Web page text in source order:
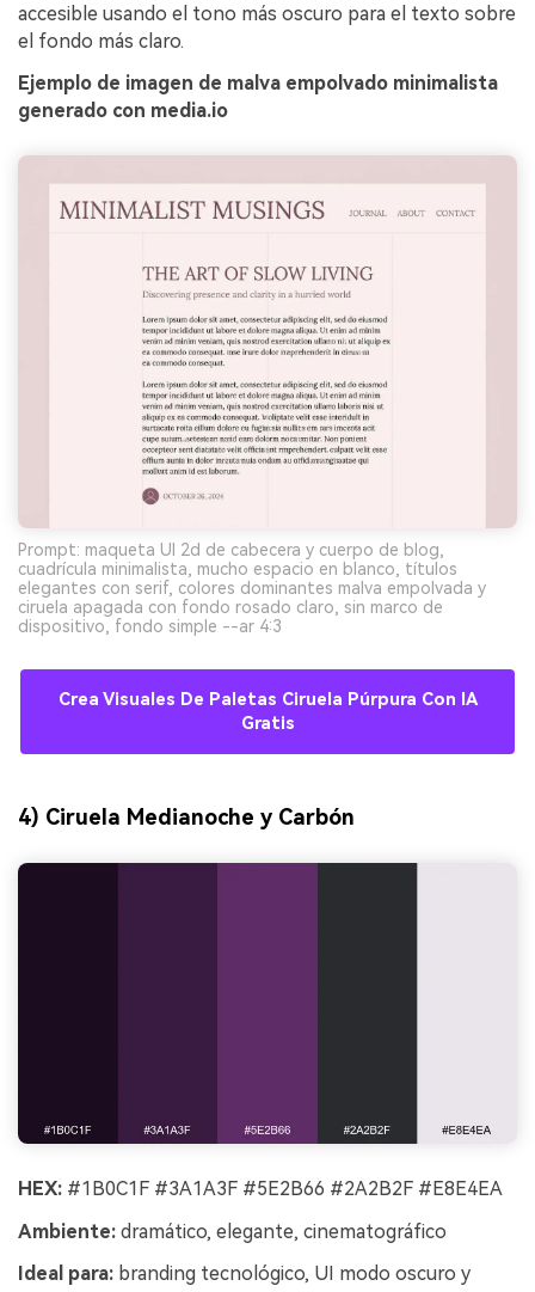
accesible usando el tono más oscuro para el texto sobre
el fondo más claro.
Ejemplo de imagen de malva empolvado minimalista
generado con media.io
Prompt: maqueta UI 2d de cabecera y cuerpo de blog,
cuadrícula minimalista, mucho espacio en blanco, títulos
elegantes con serif, colores dominantes malva empolvada y
ciruela apagada con fondo rosado claro, sin marco de
dispositivo, fondo simple --ar 4:3
Crea Visuales De Paletas Ciruela Púrpura Con IA
Gratis
4) Ciruela Medianoche y Carbón
HEX: #1B0C1F #3A1A3F #5E2B66 #2A2B2F #E8E4EA
Ambiente: dramático, elegante, cinematográfico
Ideal para: branding tecnológico, UI modo oscuro y